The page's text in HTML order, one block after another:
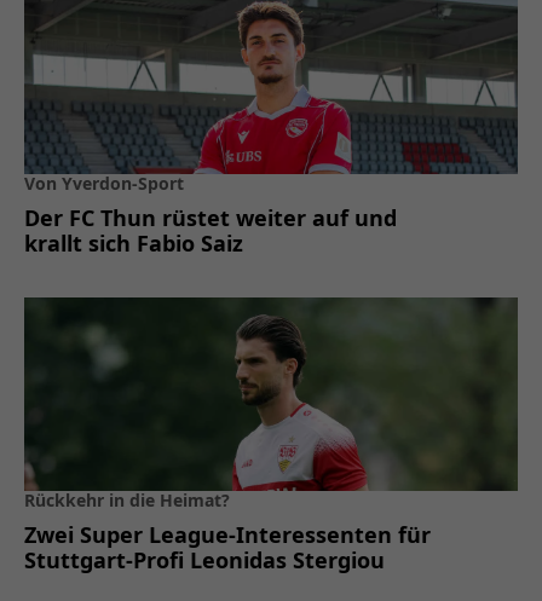
Von Yverdon-Sport
Der FC Thun rüstet weiter auf und
krallt sich Fabio Saiz
Rückkehr in die Heimat?
Zwei Super League-Interessenten für
Stuttgart-Profi Leonidas Stergiou